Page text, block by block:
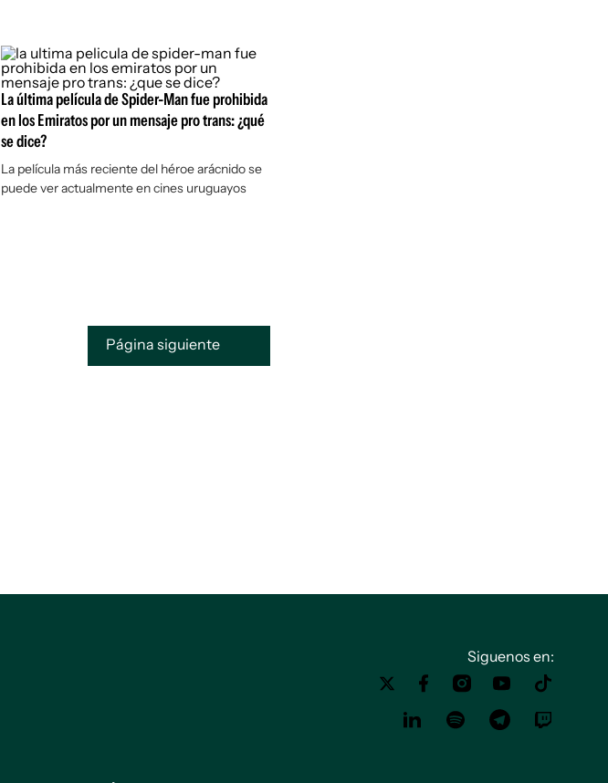
La última película de Spider-Man fue prohibida
en los Emiratos por un mensaje pro trans: ¿qué
se dice?
La película más reciente del héroe arácnido se
puede ver actualmente en cines uruguayos
Página siguiente
Siguenos en: